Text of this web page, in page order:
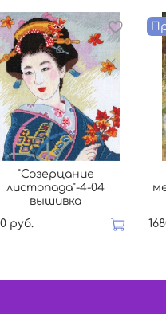
"Созерцание
листопада"-4-04
вышивка
руб.